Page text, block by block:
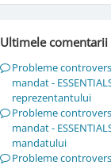
Ultimele comentarii
Probleme
mandat -
reprezentantului
Probleme
mandat -
mandatului
Probleme